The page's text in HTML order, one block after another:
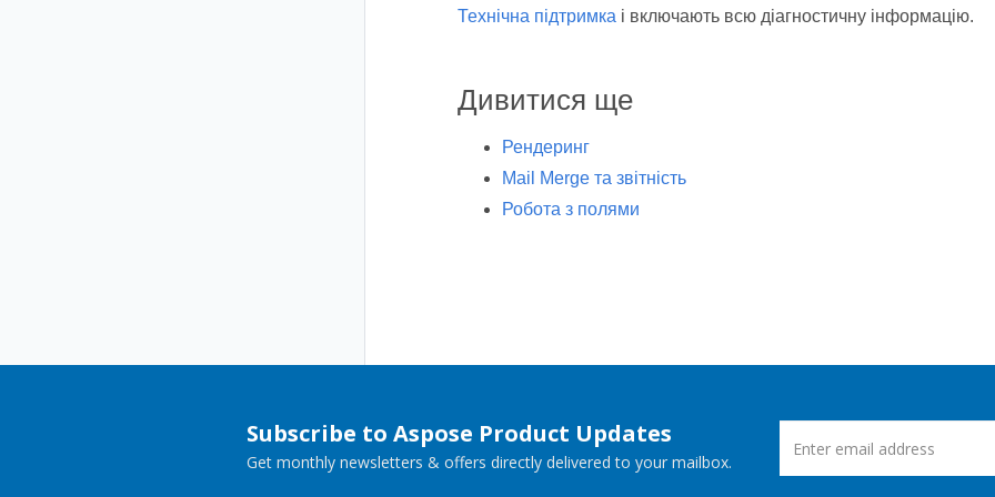
Технічна підтримка і включають всю діагностичну інформацію.
Дивитися ще
Рендеринг
Mail Merge та звітність
Робота з полями
Subscribe to Aspose Product Updates
Get monthly newsletters & offers directly delivered to your mailbox.